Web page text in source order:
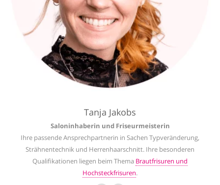
Tanja Jakobs
Saloninhaberin und Friseurmeisterin
Ihre passende Ansprechpartnerin in Sachen Typveränderung,
Strähnentechnik und Herrenhaarschnitt. Ihre besonderen
Qualifikationen liegen beim Thema Brautfrisuren und
Hochsteckfrisuren.